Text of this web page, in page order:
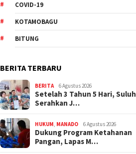
COVID-19
KOTAMOBAGU
BITUNG
BERITA TERBARU
BERITA 6 Agustus 2026
Setelah 3 Tahun 5 Hari, Suluh
Serahkan J…
HUKUM, MANADO 6 Agustus 2026
Dukung Program Ketahanan
Pangan, Lapas M…